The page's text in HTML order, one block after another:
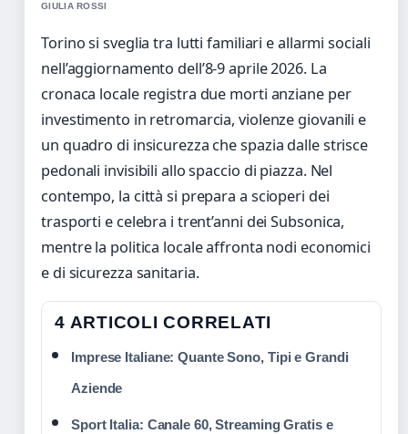
GIULIA ROSSI
Torino si sveglia tra lutti familiari e allarmi sociali
nell’aggiornamento dell’8-9 aprile 2026. La
cronaca locale registra due morti anziane per
investimento in retromarcia, violenze giovanili e
un quadro di insicurezza che spazia dalle strisce
pedonali invisibili allo spaccio di piazza. Nel
contempo, la città si prepara a scioperi dei
trasporti e celebra i trent’anni dei Subsonica,
mentre la politica locale affronta nodi economici
e di sicurezza sanitaria.
4 ARTICOLI CORRELATI
Imprese Italiane: Quante Sono, Tipi e Grandi
Aziende
Sport Italia: Canale 60, Streaming Gratis e